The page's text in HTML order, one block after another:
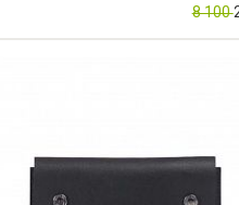
8 100